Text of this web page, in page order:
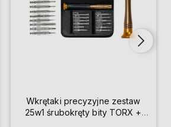
Wkrętaki precyzyjne zestaw
25w1 śrubokręty bity TORX +